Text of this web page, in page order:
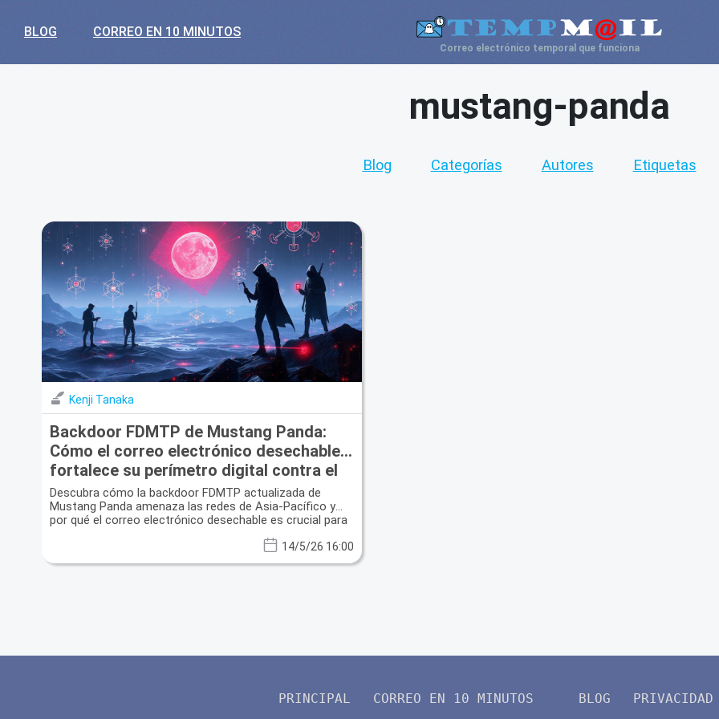
BLOG CORREO EN 10 MINUTOS
Correo electrónico temporal que funciona
mustang-panda
Blog Categorías Autores Etiquetas
Kenji Tanaka
Backdoor FDMTP de Mustang Panda:
Cómo el correo electrónico desechable
fortalece su perímetro digital contra el
espionaje patrocinado por el estado
Descubra cómo la backdoor FDMTP actualizada de
Mustang Panda amenaza las redes de Asia-Pacífico y
por qué el correo electrónico desechable es crucial para
14/5/26 16:00
PRINCIPAL CORREO EN 10 MINUTOS BLOG PRIVACIDAD